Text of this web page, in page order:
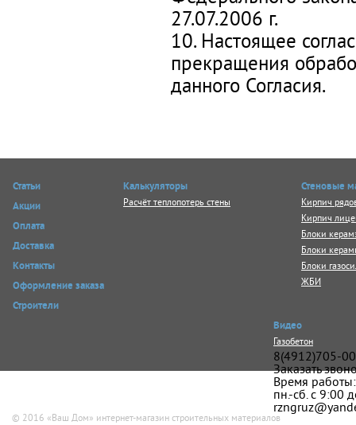
27.07.2006 г.
10. Настоящее
прекращения
данного Согласия.
Статьи
Акции
Оплата
Доставка
Контакты
Оформление заказа
Строители
Калькуляторы
Расчёт теплопотерь стены
Стеновые
Кирпич
Кирпич
Блоки
Блоки
Блоки
ЖБИ
Видео
Газобетон
8(4912)705-
Заказать
Время работы:
пн.-сб. с 9:00
© 2016 «Ваш Дом» интернет-магазин строительных материалов